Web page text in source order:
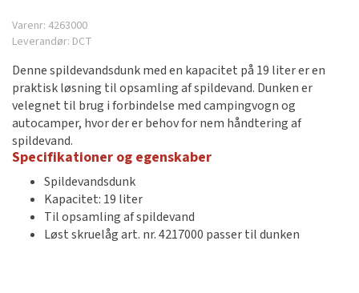
Varenr: 4263000
Leverandør: DCT
Denne spildevandsdunk med en kapacitet på 19 liter er en
praktisk løsning til opsamling af spildevand. Dunken er
velegnet til brug i forbindelse med campingvogn og
autocamper, hvor der er behov for nem håndtering af
spildevand.
Specifikationer og egenskaber
Spildevandsdunk
Kapacitet: 19 liter
Til opsamling af spildevand
Løst skruelåg art. nr. 4217000 passer til dunken